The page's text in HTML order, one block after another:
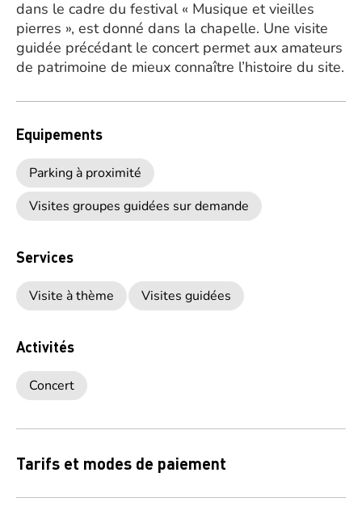
dans le cadre du festival « Musique et vieilles
pierres », est donné dans la chapelle. Une visite
guidée précédant le concert permet aux amateurs
de patrimoine de mieux connaître l’histoire du site.
Equipements
Parking à proximité
Visites groupes guidées sur demande
Services
Visite à thème Visites guidées
Activités
Concert
Tarifs et modes de paiement